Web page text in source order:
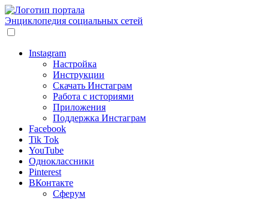
Энциклопедия социальных сетей
Instagram
Настройка
Инструкции
Скачать Инстаграм
Работа с историями
Приложения
Поддержка Инстаграм
Facebook
Tik Tok
YouTube
Одноклассники
Pinterest
ВКонтакте
Сферум